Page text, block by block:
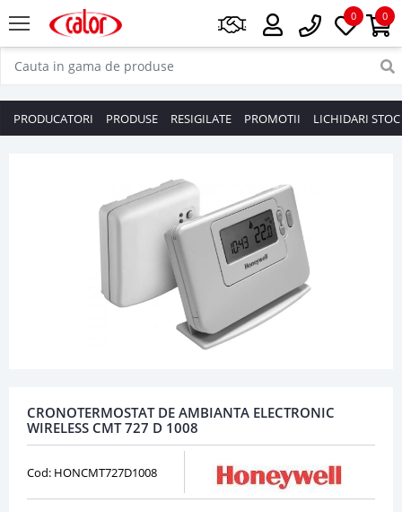
0
0
PRODUCATORI PRODUSE RESIGILATE PROMOTII LICHIDARI STOC
CRONOTERMOSTAT DE AMBIANTA ELECTRONIC
WIRELESS CMT 727 D 1008
Cod: HONCMT727D1008